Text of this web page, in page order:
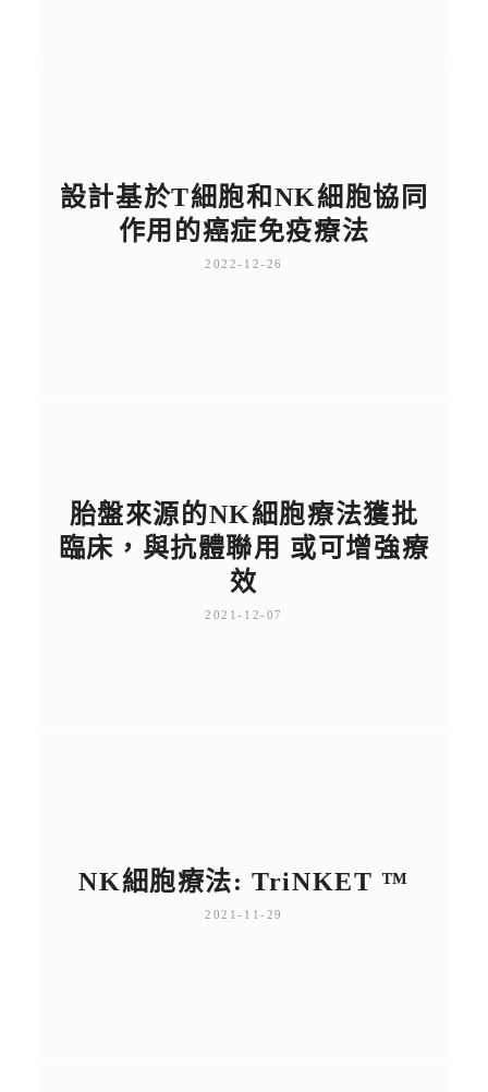
設計基於T細胞和 NK細胞協同
作用的癌症免疫療法
2022-12-26
胎盤來源的NK細胞療法獲批
臨床，與抗體聯用 或可增強療
效
2021-12-07
NK細胞療法: TriNKET ™
2021-11-29